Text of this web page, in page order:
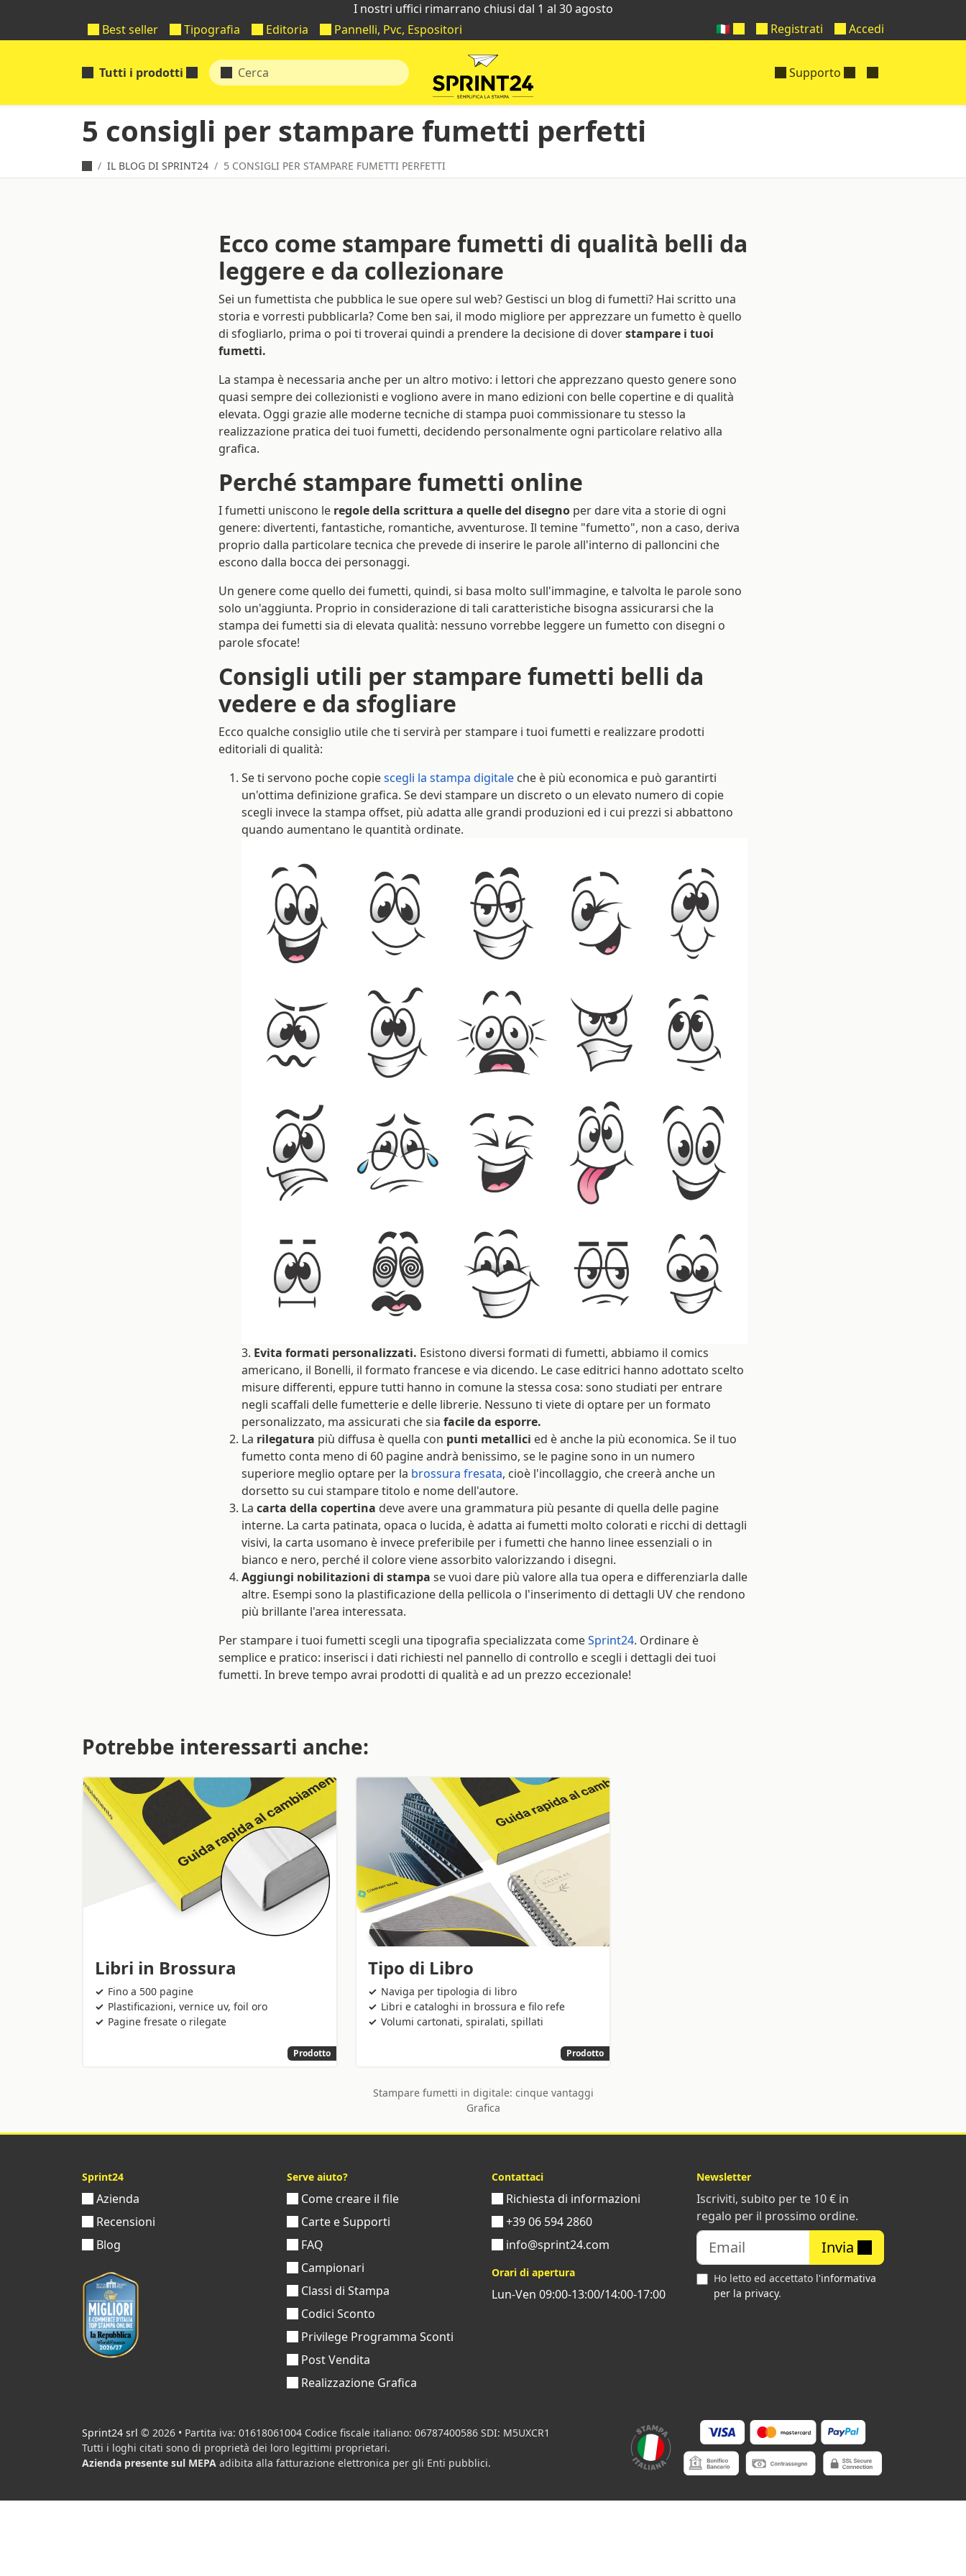
I nostri uffici rimarrano chiusi dal 1 al 30 agosto
Best seller
Tipografia Editoria Pannelli, Pvc, Espositori Registrati Accedi
🇮🇹
Tutti i prodotti Supporto
5 consigli per stampare fumetti perfetti
IL BLOG DI SPRINT24 5 CONSIGLI PER STAMPARE FUMETTI PERFETTI
Ecco come stampare fumetti di qualità belli da
leggere e da collezionare
Sei un fumettista che pubblica le sue opere sul web? Gestisci un blog di fumetti? Hai scritto una
storia e vorresti pubblicarla? Come ben sai, il modo migliore per apprezzare un fumetto è quello
di sfogliarlo, prima o poi ti troverai quindi a prendere la decisione di doverstampare i tuoi
fumetti.
La stampa è necessaria anche per un altro motivo: i lettori che apprezzano questo genere sono
quasi sempre dei collezionisti e vogliono avere in mano edizioni con belle copertine e di qualità
elevata. Oggi grazie alle moderne tecniche di stampa puoi commissionare tu stesso la
realizzazione pratica dei tuoi fumetti, decidendo personalmente ogni particolare relativo alla
grafica.
Perché stampare fumetti online
I fumetti uniscono le regole della scrittura a quelle del disegno per dare vita a storie di ogni
genere: divertenti, fantastiche, romantiche, avventurose. Il temine "fumetto", non a caso, deriva
proprio dalla particolare tecnica che prevede di inserire le parole all'interno di palloncini che
escono dalla bocca dei personaggi.
Un genere come quello dei fumetti, quindi, si basa molto sull'immagine, e talvolta le parole sono
solo un'aggiunta. Proprio in considerazione di tali caratteristiche bisogna assicurarsi che la
stampa dei fumetti sia di elevata qualità: nessuno vorrebbe leggere un fumetto con disegni o
parole sfocate!
Consigli utili per stampare fumetti belli da
vedere e da sfogliare
Ecco qualche consiglio utile che ti servirà per stampare i tuoi fumetti e realizzare prodotti
editoriali di qualità:
Se ti servono poche copiescegli la stampa digitale che è più economica e può garantirti
un'ottima definizione grafica. Se devi stampare un discreto o un elevato numero di copie
scegli invece la stampa offset, più adatta alle grandi produzioni ed i cui prezzi si abbattono
quando aumentano le quantità ordinate.
3. Evita formati personalizzati. Esistono diversi formati di fumetti, abbiamo il comics
americano, il Bonelli, il formato francese e via dicendo. Le case editrici hanno adottato scelto
misure differenti, eppure tutti hanno in comune la stessa cosa: sono studiati per entrare
negli scaffali delle fumetterie e delle librerie. Nessuno ti viete di optare per un formato
personalizzato, ma assicurati che sia facile da esporre.
La rilegatura più diffusa è quella con punti metallici ed è anche la più economica. Se il tuo
fumetto conta meno di 60 pagine andrà benissimo, se le pagine sono in un numero
superiore meglio optare per la brossura fresata, cioè l'incollaggio, che creerà anche un
dorsetto su cui stampare titolo e nome dell'autore.
La carta della copertina deve avere una grammatura più pesante di quella delle pagine
interne. La carta patinata, opaca o lucida, è adatta ai fumetti molto colorati e ricchi di dettagli
visivi, la carta usomano è invece preferibile per i fumetti che hanno linee essenziali o in
bianco e nero, perché il colore viene assorbito valorizzando i disegni.
Aggiungi nobilitazioni di stampa se vuoi dare più valore alla tua opera e differenziarla dalle
altre. Esempi sono la plastificazione della pellicola o l'inserimento di dettagli UV che rendono
più brillante l'area interessata.
Per stampare i tuoi fumetti scegli una tipografia specializzata comeSprint24. Ordinare è
semplice e pratico: inserisci i dati richiesti nel pannello di controllo e scegli i dettagli dei tuoi
fumetti. In breve tempo avrai prodotti di qualità e ad un prezzo eccezionale!
Potrebbe interessarti anche:
Libri in Brossura
Fino a 500 pagine
Plastificazioni, vernice uv, foil oro
Pagine fresate o rilegate
Prodotto
Tipo di Libro
Naviga per tipologia di libro
Libri e cataloghi in brossura e filo refe
Volumi cartonati, spiralati, spillati
Prodotto
Stampare fumetti in digitale: cinque vantaggi
Grafica
Sprint24
Azienda
Recensioni
Blog
Serve aiuto?
Come creare il file
Carte e Supporti
FAQ
Campionari
Classi di Stampa
Codici Sconto
Privilege Programma Sconti
Post Vendita
Realizzazione Grafica
Contattaci
Richiesta di informazioni
+39 06 594 2860
info@sprint24.com
Orari di apertura
Lun-Ven 09:00-13:00/14:00-17:00
Newsletter
Iscriviti, subito per te 10 € in
regalo per il prossimo ordine.
Invia
Ho letto ed accettato l'informativa
per la privacy.
Sprint24 srl © 2026 • Partita iva: 01618061004 Codice fiscale italiano: 06787400586 SDI: M5UXCR1
Tutti i loghi citati sono di proprietà dei loro legittimi proprietari.
Azienda presente sul MEPA adibita alla fatturazione elettronica per gli Enti pubblici.